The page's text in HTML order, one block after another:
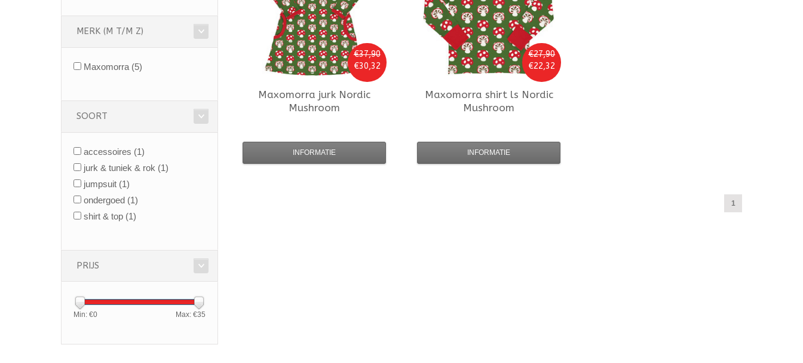
MERK (M T/M Z)
Maxomorra (5)
SOORT
accessoires (1)
jurk & tuniek & rok (1)
jumpsuit (1)
ondergoed (1)
shirt & top (1)
PRIJS
Min: €0 Max: €35
€37,90
€30,32
Maxomorra jurk Nordic
Mushroom
INFORMATIE
€27,90
€22,32
Maxomorra shirt ls Nordic
Mushroom
INFORMATIE
1